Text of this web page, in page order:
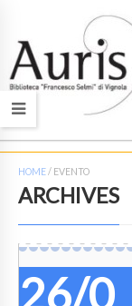
HOME/ EVENTO
ARCHIVES
26/0